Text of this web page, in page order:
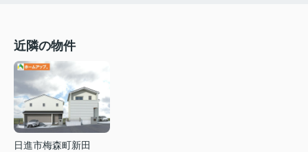
近隣の物件
日進市梅森町新田